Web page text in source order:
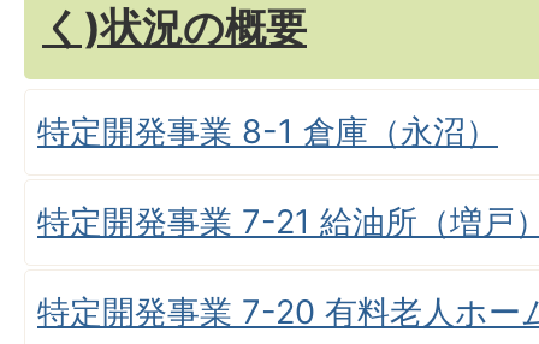
く)状況の概要
特定開発事業 8-1 倉庫（永沼）
特定開発事業 7-21 給油所（増戸
特定開発事業 7-20 有料老人ホー